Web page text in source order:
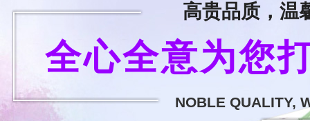
全心全意为您
NOBLE QUALITY,
高贵品质，温